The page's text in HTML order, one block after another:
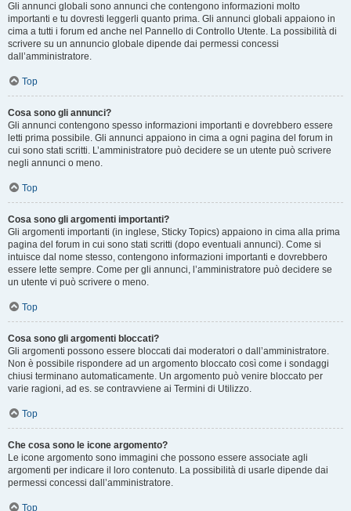
Gli annunci globali sono annunci che contengono informazioni molto
importanti e tu dovresti leggerli quanto prima. Gli annunci globali appaiono in
cima a tutti i forum ed anche nel Pannello di Controllo Utente. La possibilità di
scrivere su un annuncio globale dipende dai permessi concessi
dall’amministratore.
Top
Cosa sono gli annunci?
Gli annunci contengono spesso informazioni importanti e dovrebbero essere
letti prima possibile. Gli annunci appaiono in cima a ogni pagina del forum in
cui sono stati scritti. L’amministratore può decidere se un utente può scrivere
negli annunci o meno.
Top
Cosa sono gli argomenti importanti?
Gli argomenti importanti (in inglese, Sticky Topics) appaiono in cima alla prima
pagina del forum in cui sono stati scritti (dopo eventuali annunci). Come si
intuisce dal nome stesso, contengono informazioni importanti e dovrebbero
essere lette sempre. Come per gli annunci, l’amministratore può decidere se
un utente vi può scrivere o meno.
Top
Cosa sono gli argomenti bloccati?
Gli argomenti possono essere bloccati dai moderatori o dall’amministratore.
Non è possibile rispondere ad un argomento bloccato così come i sondaggi
chiusi terminano automaticamente. Un argomento può venire bloccato per
varie ragioni, ad es. se contravviene ai Termini di Utilizzo.
Top
Che cosa sono le icone argomento?
Le icone argomento sono immagini che possono essere associate agli
argomenti per indicare il loro contenuto. La possibilità di usarle dipende dai
permessi concessi dall’amministratore.
Top